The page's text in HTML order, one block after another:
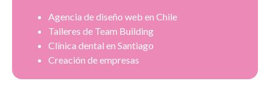
Agencia de diseño web en Chile
Talleres de Team Building
Clínica dental en Santiago
Creación de empresas